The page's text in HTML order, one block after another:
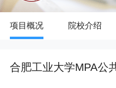
项目概况 院校介绍
合肥工业大学MPA公